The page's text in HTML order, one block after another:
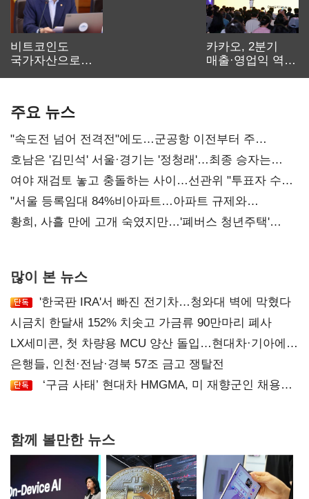
비트코인도
국가자산으로…'
카카오, 2분기
매출·영업익 역대
주요 뉴스
"속도전 넘어 전격전"에도…군공항 이전부터 주
52시간까지 '뇌관'
호남은 '김민석' 서울·경기는 '정청래'…최종 승자는
'안갯속'
여야 재검토 놓고 충돌하는 사이…선관위 "투표자 수
오차 당연"
"서울 등록임대 84%비아파트…아파트 규제와
달리해야"
황희, 사흘 만에 고개 숙였지만…'폐버스 청년주택'
많이 본 뉴스
'한국판 IRA'서 빠진 전기차…청와대 벽에 막혔다
시금치 한달새 152% 치솟고 가금류 90만마리 폐사
LX세미콘, 첫 차량용 MCU 양산 돌입…현대차·기아에
공급
은행들, 인천·전남·경북 57조 금고 쟁탈전
‘구금 사태’ 현대차 HMGMA, 미 재향군인 채용
함께 볼만한 뉴스